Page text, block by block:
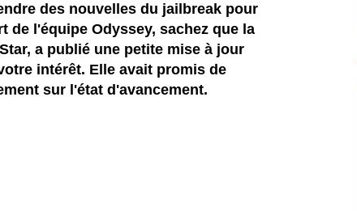
des nouvelles du jailbreak pour
de l'équipe Odyssey, sachez que la
a publié une petite mise à jour
intérêt. Elle avait promis de
sur l'état d'avancement.